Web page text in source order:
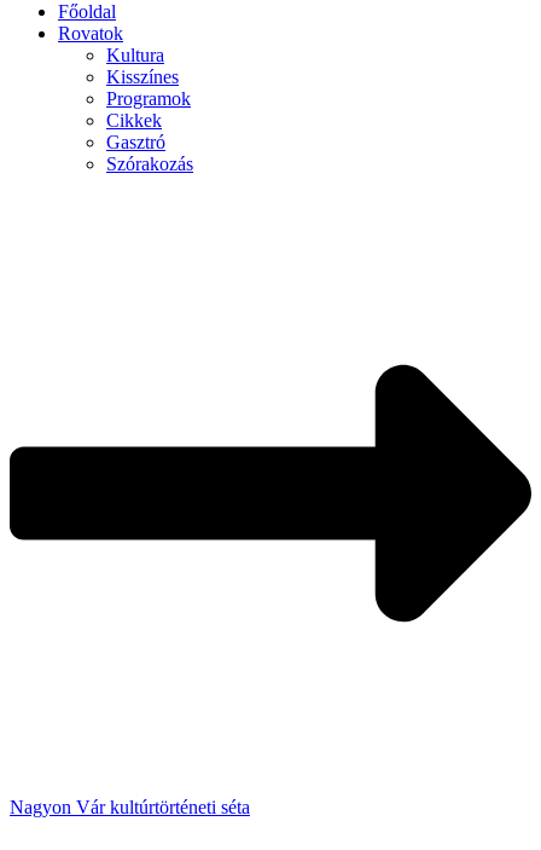
Főoldal
Rovatok
Kultura
Kisszínes
Programok
Cikkek
Gasztró
Szórakozás
Nagyon Vár kultúrtörténeti séta